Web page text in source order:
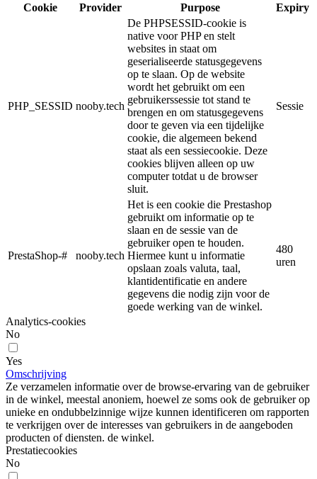
Cookie
Provider Purpose Expiry
PHP_SESSID nooby.tech
De PHPSESSID-cookie is
native voor PHP en stelt
websites in staat om
geserialiseerde statusgegevens
op te slaan. Op de website
wordt het gebruikt om een
gebruikerssessie tot stand te
brengen en om statusgegevens
door te geven via een tijdelijke
cookie, die algemeen bekend
staat als een sessiecookie. Deze
cookies blijven alleen op uw
computer totdat u de browser
sluit.
Sessie
PrestaShop-# nooby.tech
Het is een cookie die Prestashop
gebruikt om informatie op te
slaan en de sessie van de
gebruiker open te houden.
Hiermee kunt u informatie
opslaan zoals valuta, taal,
klantidentificatie en andere
gegevens die nodig zijn voor de
goede werking van de winkel.
480
uren
Analytics-cookies
No
Yes
Omschrijving
Ze verzamelen informatie over de browse-ervaring van de gebruiker
in de winkel, meestal anoniem, hoewel ze soms ook de gebruiker op
unieke en ondubbelzinnige wijze kunnen identificeren om rapporten
te verkrijgen over de interesses van gebruikers in de aangeboden
producten of diensten. de winkel.
Prestatiecookies
No